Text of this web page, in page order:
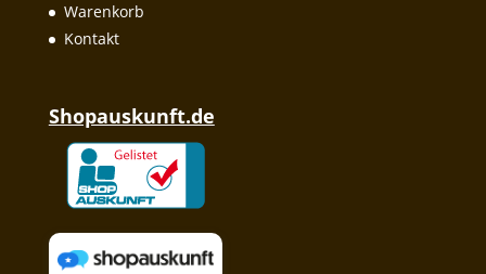
Warenkorb
Kontakt
Shopauskunft.de